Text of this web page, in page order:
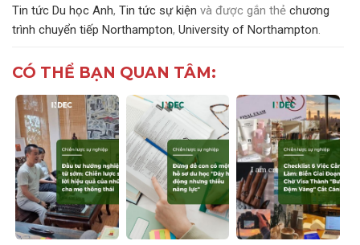
Tin tức Du học Anh, Tin tức sự kiện và được gắn thẻ chương
trình chuyển tiếp Northampton, University of Northampton.
CÓ THỂ BẠN QUAN TÂM: